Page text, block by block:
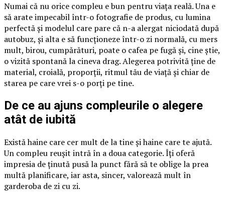
Numai că nu orice compleu e bun pentru viața reală. Una e
să arate impecabil într-o fotografie de produs, cu lumina
perfectă și modelul care pare că n-a alergat niciodată după
autobuz, și alta e să funcționeze într-o zi normală, cu mers
mult, birou, cumpărături, poate o cafea pe fugă și, cine știe,
o vizită spontană la cineva drag. Alegerea potrivită ține de
material, croială, proporții, ritmul tău de viață și chiar de
starea pe care vrei s-o porți pe tine.
De ce au ajuns compleurile o alegere
atât de iubită
Există haine care cer mult de la tine și haine care te ajută.
Un compleu reușit intră în a doua categorie. Îți oferă
impresia de ținută pusă la punct fără să te oblige la prea
multă planificare, iar asta, sincer, valorează mult în
garderoba de zi cu zi.